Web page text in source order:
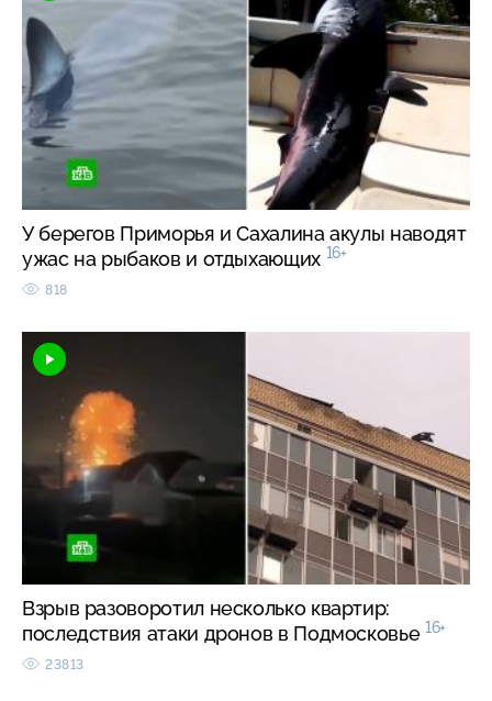
У берегов Приморья и Сахалина акулы наводят
ужас на рыбаков и отдыхающих 16+
818
Взрыв разоворотил несколько квартир:
последствия атаки дронов в Подмосковье 16+
23813